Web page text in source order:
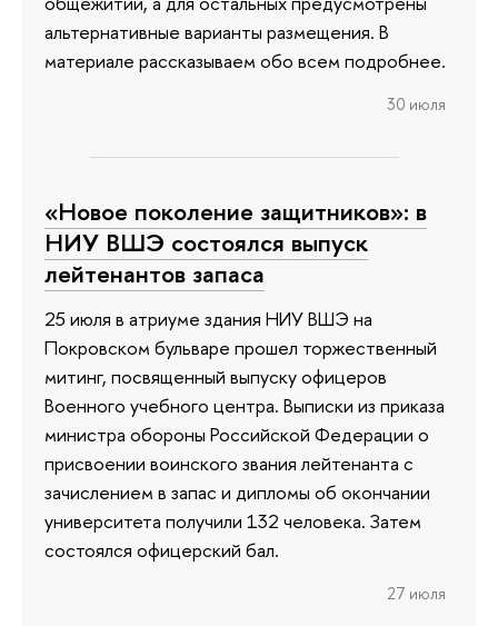
альтернативные варианты размещения. В
материале рассказываем обо всем подробнее.
30 июля
«Новое поколение защитников»: в
НИУ ВШЭ состоялся выпуск
лейтенантов запаса
25 июля в атриуме здания НИУ ВШЭ на
Покровском бульваре прошел торжественный
митинг, посвященный выпуску офицеров
Военного учебного центра. Выписки из приказа
министра обороны Российской Федерации о
присвоении воинского звания лейтенанта с
зачислением в запас и дипломы об окончании
университета получили 132 человека. Затем
состоялся офицерский бал.
27 июля